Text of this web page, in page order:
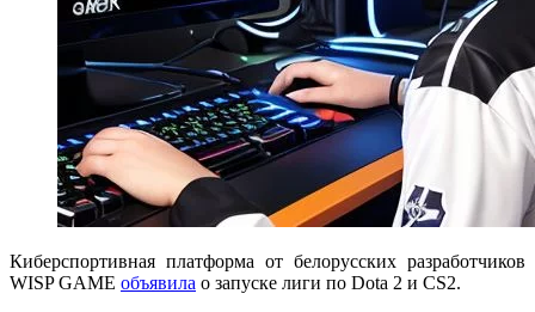
Киберспортивная платформа от белорусских разработчиков
WISP GAME объявила о запуске лиги по Dota 2 и CS2.